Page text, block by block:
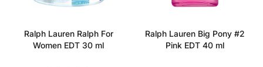
Ralph Lauren Ralph For
Women EDT 30 ml
Ralph Lauren Big Pony #2
Pink EDT 40 ml